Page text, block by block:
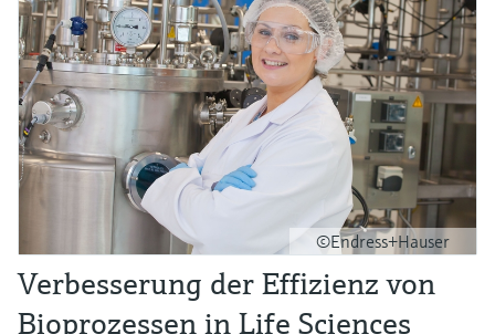
©Endress+Hauser
Verbesserung der Effizienz von
Bioprozessen in Life Sciences